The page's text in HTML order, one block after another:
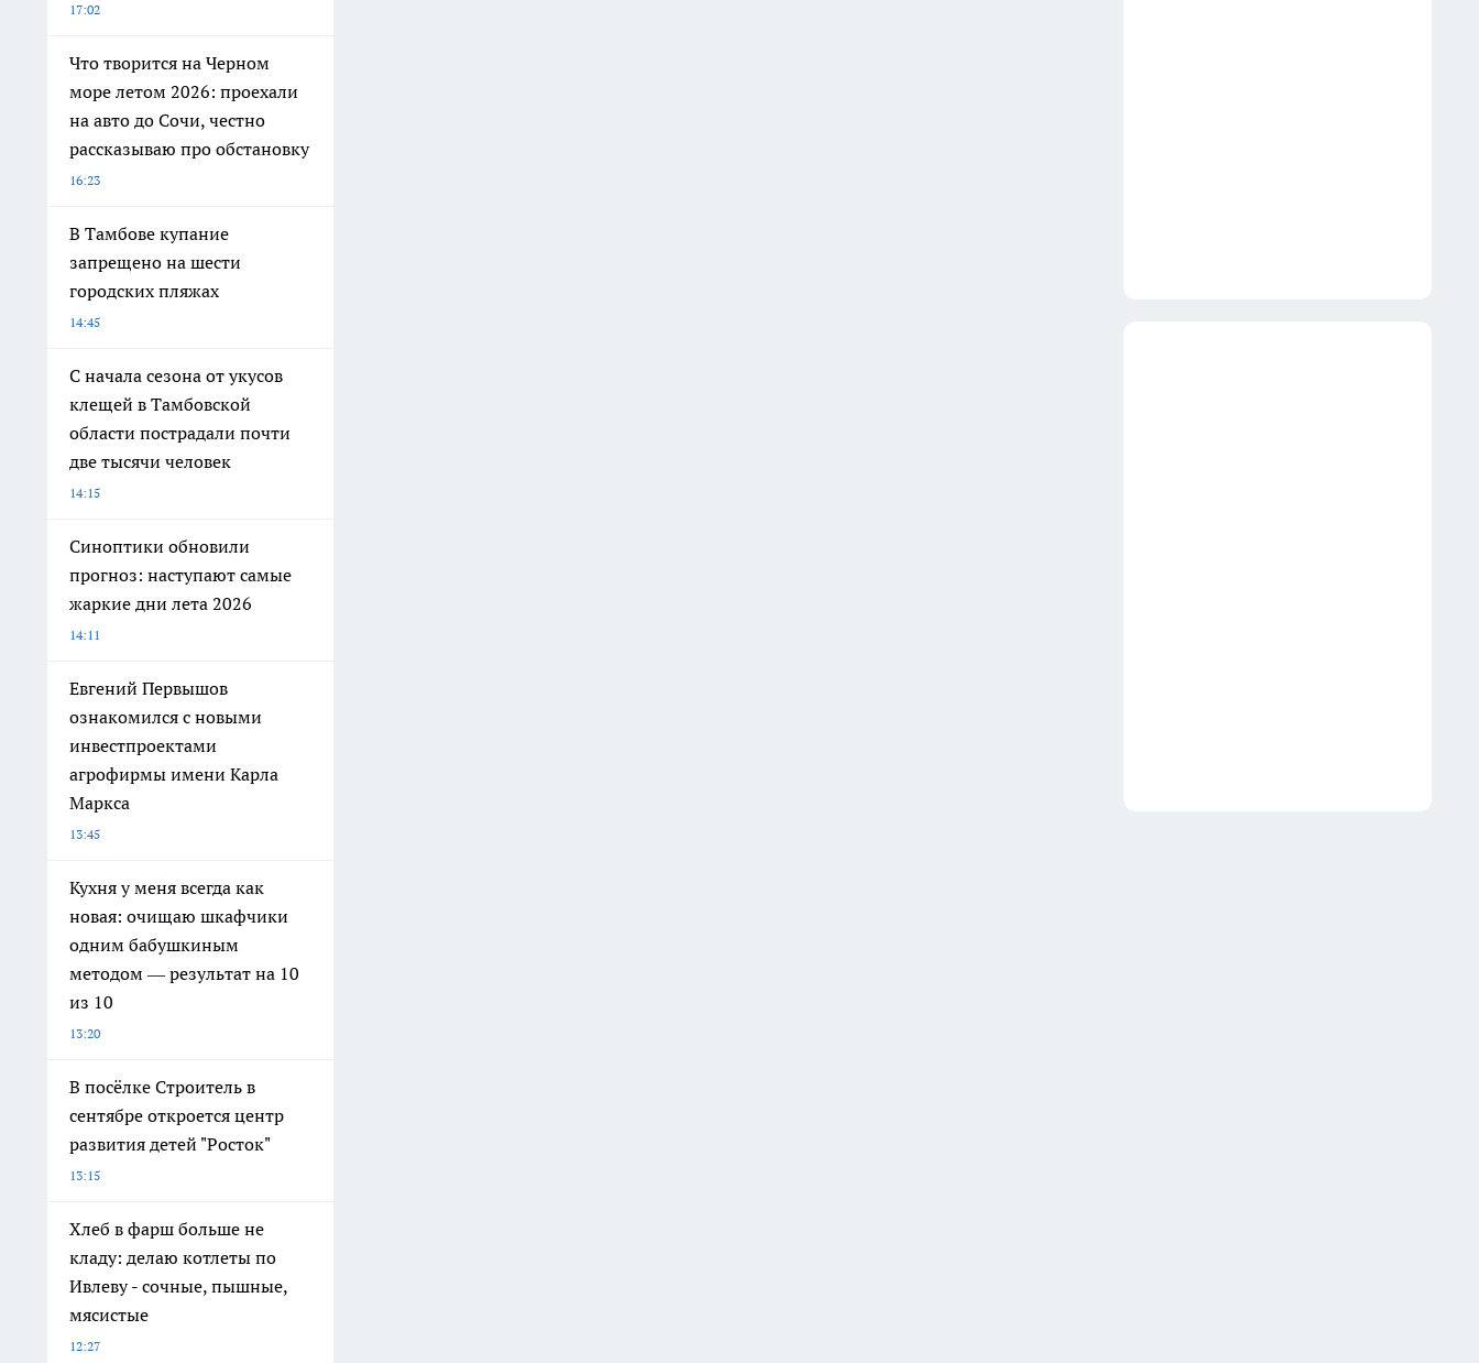
17:02
Что творится на Черном
море летом 2026: проехали
на авто до Сочи, честно
рассказываю про обстановку
16:23
В Тамбове купание
запрещено на шести
городских пляжах
14:45
С начала сезона от укусов
клещей в Тамбовской
области пострадали почти
две тысячи человек
14:15
Синоптики обновили
прогноз: наступают самые
жаркие дни лета 2026
14:11
Евгений Первышов
ознакомился с новыми
инвестпроектами
агрофирмы имени Карла
Маркса
13:45
Кухня у меня всегда как
новая: очищаю шкафчики
одним бабушкиным
методом — результат на 10
из 10
13:20
В посёлке Строитель в
сентябре откроется центр
развития детей "Росток"
13:15
Хлеб в фарш больше не
кладу: делаю котлеты по
Ивлеву - сочные, пышные,
мясистые
12:27